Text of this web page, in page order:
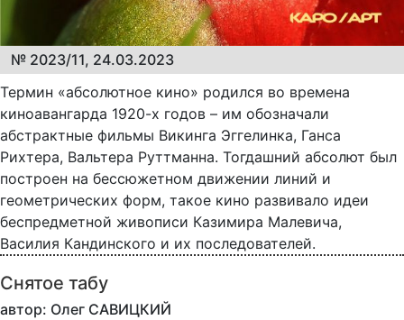
№ 2023/11, 24.03.2023
Термин «абсолютное кино» родился во времена
киноавангарда 1920-х годов – им обозначали
абстрактные фильмы Викинга Эггелинка, Ганса
Рихтера, Вальтера Руттманна. Тогдашний абсолют был
построен на бессюжетном движении линий и
геометрических форм, такое кино развивало идеи
беспредметной живописи Казимира Малевича,
Василия Кандинского и их последователей.
Снятое табу
автор: Олег САВИЦКИЙ